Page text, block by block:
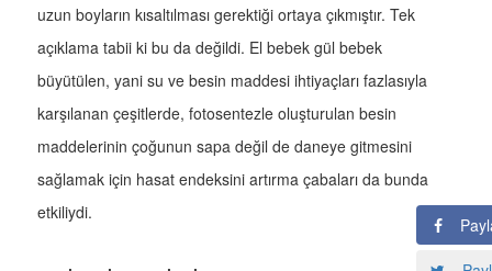
uzun boyların kısaltılması gerektiği ortaya çıkmıştır. Tek
açıklama tabii ki bu da değildi. El bebek gül bebek
büyütülen, yani su ve besin maddesi ihtiyaçları fazlasıyla
karşılanan çeşitlerde, fotosentezle oluşturulan besin
maddelerinin çoğunun sapa değil de daneye gitmesini
sağlamak için hasat endeksini artırma çabaları da bunda
etkiliydi.